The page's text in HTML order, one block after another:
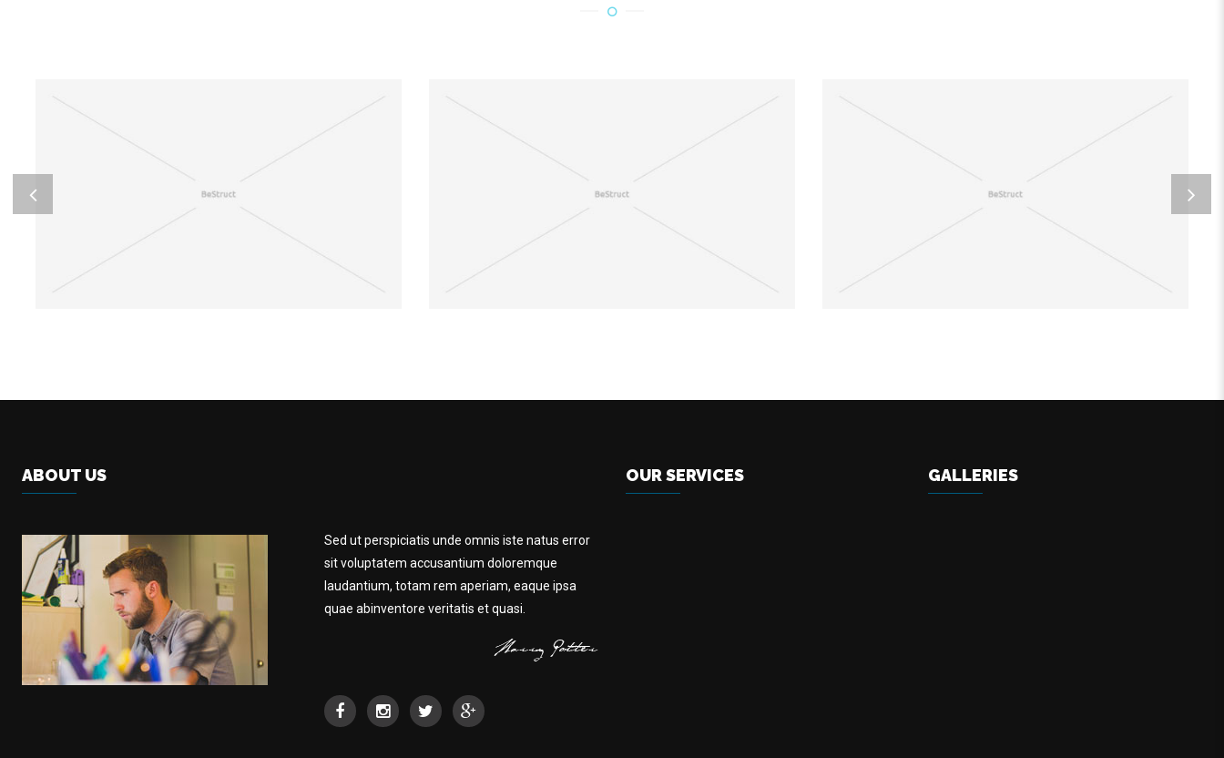
ITAQUE EARUM RERUM
Home business 1
REICIENDIS VOLUPTATIBUS
Home business 3
DOLOREM IPSUM QUIA
Home business 3
ABOUT US
Sed ut perspiciatis unde omnis iste natus error
sit voluptatem accusantium doloremque
laudantium, totam rem aperiam, eaque ipsa
quae abinventore veritatis et quasi.
OUR SERVICES GALLERIES